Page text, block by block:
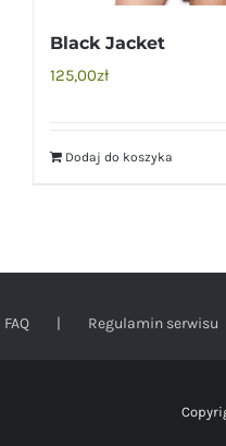
Black Jacket
125,00zł
Dodaj do koszyka
FAQ Regulamin serwisu